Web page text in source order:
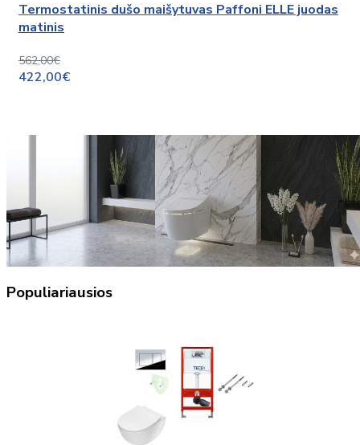
Termostatinis dušo maišytuvas Paffoni ELLE juodas
matinis
562,00€
422,00€
Populiariausios